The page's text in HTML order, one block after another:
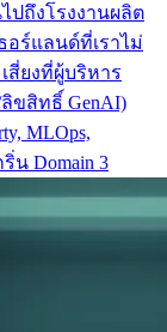
ปถึงโรงงานผลิต
อร์แลนด์ที่เราไม่
สี่ยงที่ผู้บริหาร
ลิขสิทธิ์ GenAI)
MLOps,
น Domain 3